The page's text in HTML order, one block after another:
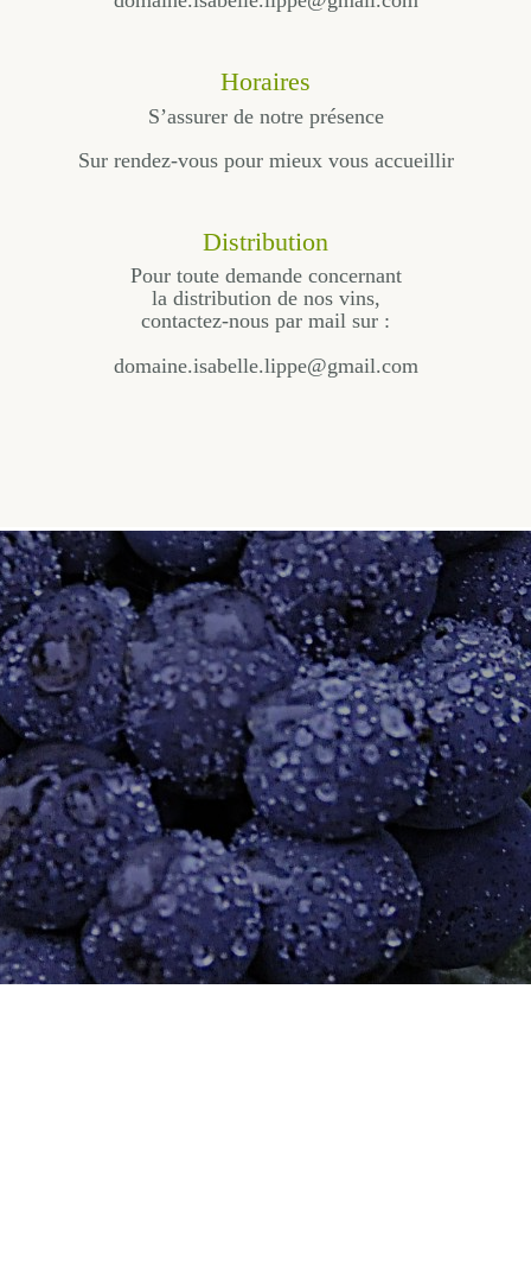
Horaires
S’assurer de notre présence
Sur rendez-vous pour mieux vous accueillir
Distribution
Pour toute demande concernant
la distribution de nos vins,
contactez-nous par mail sur :
domaine.isabelle.lippe@gmail.com